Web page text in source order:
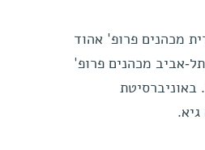
מכהנים פרופ' אהוד
אביב מכהנים פרופ'
באוניברסיטת